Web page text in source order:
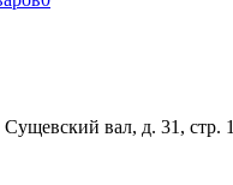
вал, д. 31, стр. 1